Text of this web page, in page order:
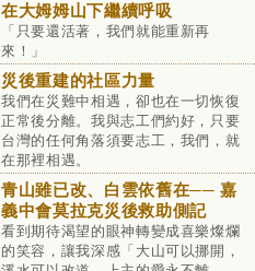
在大姆姆山下繼續呼吸
「只要還活著，我們就能重新再
來！」
災後重建的社區力量
我們在災難中相遇，卻也在一切恢復
正常後分離。我與志工們約好，只要
台灣的任何角落須要志工，我們，就
在那裡相遇。
青山雖已改、白雲依舊在── 嘉
義中會莫拉克災後救助側記
看到期待渴望的眼神轉變成喜樂燦爛
的笑容，讓我深感「大山可以挪開，